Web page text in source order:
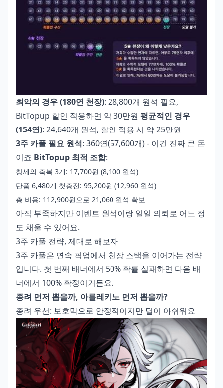
최악의 경우 (180연 천장): 28,800개 원석 필요,
BitTopup 할인 적용하면 약 30만원 평균적인 경우
(154연): 24,640개 원석, 할인 적용 시 약 25만원
3주 카풀 필요 원석: 360연(57,600개) - 이건 진짜 큰 돈
이죠 BitTopup 최적 조합:
창세의 축복 3개: 17,700원 (8,100 원석)
단품 6,480개 첫충전: 95,200원 (12,960 원석)
총 비용: 112,900원으로 21,060 원석 확보
아직 부족하지만 이벤트 원석이랑 일일 의뢰로 어느 정
도 채울 수 있어요.
3주 카풀 전략, 제대로 해보자
3주 카풀은 연속 픽업에서 천장 스택을 이어가는 전략
입니다. 첫 번째 배너에서 50% 확률 실패하면 다음 배
너에서 100% 확정이거든요.
종려 먼저 뽑을까, 아를레키노 먼저 뽑을까?
종려 우선: 보호막으로 안정적이지만 딜이 아쉬워요